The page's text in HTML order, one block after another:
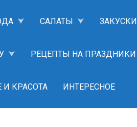
САЛАТЫ ЗАКУСКИ
РЕЦЕПТЫ НА ПРАЗДНИКИ
И КРАСОТА ИНТЕРЕСНОЕ